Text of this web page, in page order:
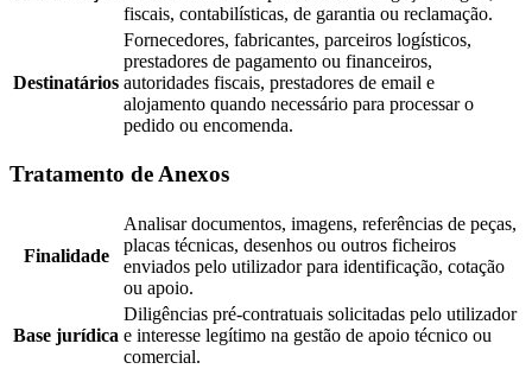
fiscais, contabilísticas, de garantia ou reclamação.
Destinatários
Fornecedores, fabricantes, parceiros logísticos,
prestadores de pagamento ou financeiros,
autoridades fiscais, prestadores de email e
alojamento quando necessário para processar o
pedido ou encomenda.
Tratamento de Anexos
Finalidade
Analisar documentos, imagens, referências de peças,
placas técnicas, desenhos ou outros ficheiros
enviados pelo utilizador para identificação, cotação
ou apoio.
Base jurídica
Diligências pré-contratuais solicitadas pelo utilizador
e interesse legítimo na gestão de apoio técnico ou
comercial.